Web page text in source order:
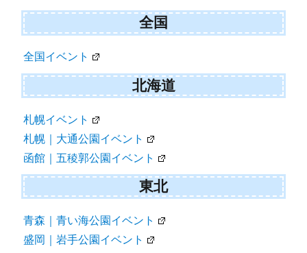
全国
全国イベント
北海道
札幌イベント
札幌｜大通公園イベント
函館｜五稜郭公園イベント
東北
青森｜青い海公園イベント
盛岡｜岩手公園イベント